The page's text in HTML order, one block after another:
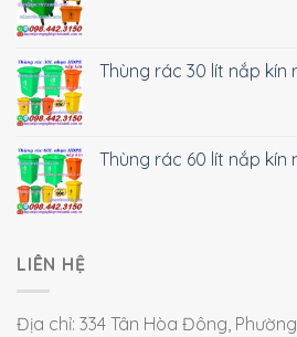
Thùng rác 30 lít nắp kín
Thùng rác 60 lít nắp kín
LIÊN HỆ
Địa chỉ: 334 Tân Hòa Đông,